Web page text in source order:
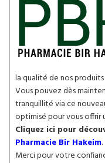
la qualité de nos
Vous pouvez dès
tranquillité via ce
optimisé pour vous offrir
Cliquez ici pour
Pharmacie Bir Hakeim.
Merci pour votre